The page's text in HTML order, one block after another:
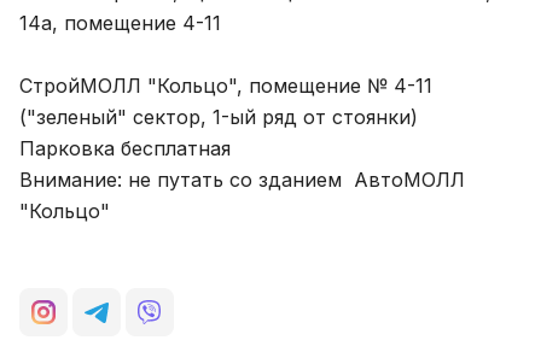
14а, помещение 4-11
СтройМОЛЛ "Кольцо", помещение № 4-11
("зеленый" сектор, 1-ый ряд от стоянки)
Парковка бесплатная
Внимание: не путать со зданием АвтоМОЛЛ
"Кольцо"